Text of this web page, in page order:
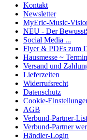
Kontakt
Newsletter
MyEric-Music-
NEU - Der
Social Media ...
Flyer & PDFs zum
Hausmesse ~
Versand und
Lieferzeiten
Widerrufsrecht
Datenschutz
Cookie-
AGB
Verbund-Partner-
Verbund-Partner
Händler-Login